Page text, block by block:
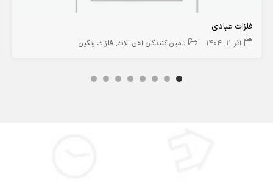
فلزات عبادی
آذر 11, 1404 تامین کنندگان آهن آلات فلزات رنگین